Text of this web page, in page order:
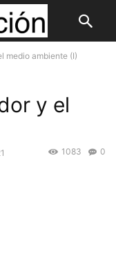
medio ambiente (I)
y el
0
1083